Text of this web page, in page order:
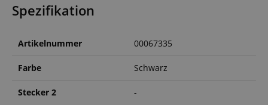
Spezifikation
Artikelnummer 00067335
Farbe Schwarz
Stecker 2 -